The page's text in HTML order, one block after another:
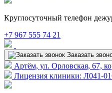
Круглосуточный телефон
+7 967 555 74 21
Заказать
Артём, ул. Орловская, 67,
Лицензия клиники: Л041-